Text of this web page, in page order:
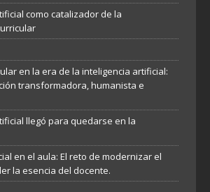
como catalizador de la
en la era de la inteligencia artificial:
transformadora, humanista e
llegó para quedarse en la
en el aula: El reto de modernizar el
la esencia del docente.